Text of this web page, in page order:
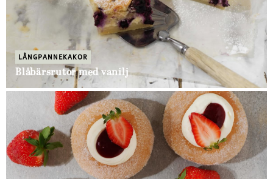
LÅNGPANNEKAKOR
Blåbärsrutor med vanilj